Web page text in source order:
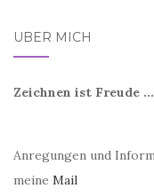
ÜBER MICH
Zeichnen ist Freude
Anregungen und
meine Mail